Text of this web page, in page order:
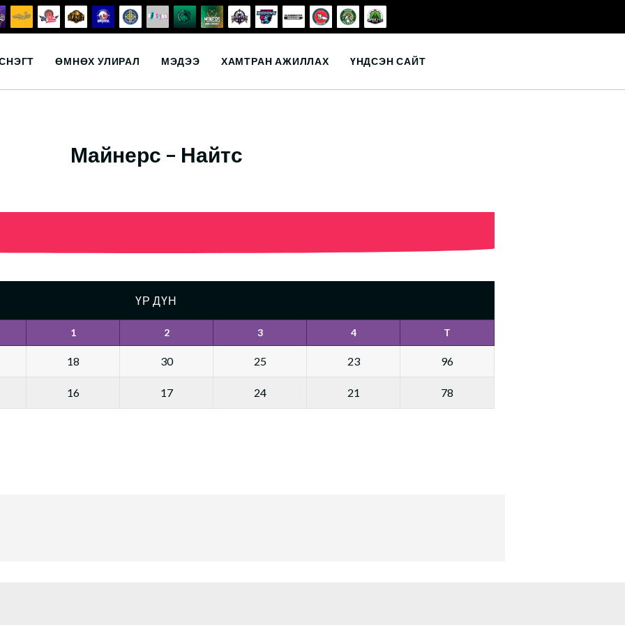
ӨМНӨХ УЛИРАЛ МЭДЭЭ ХАМТРАН АЖИЛЛАХ ҮНДСЭН САЙТ
Майнерс – Найтс
ҮР ДҮН
1 2 3 4 T
18 30 25 23 96
16 17 24 21 78